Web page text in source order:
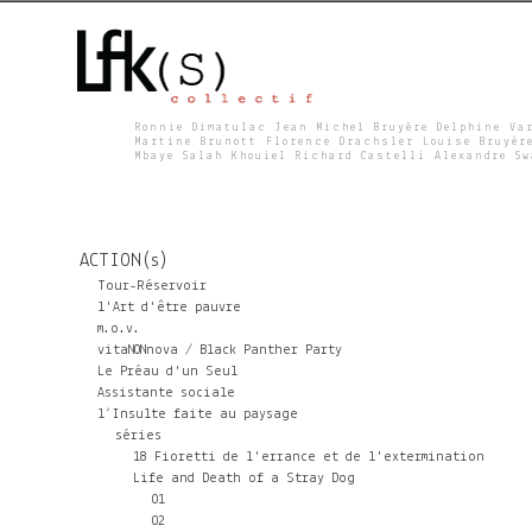
F
K
S
Ronnie Dimatulac Jean Michel Bruyère Delphine
Martine Brunott Florence Drachsler Louise
Mbaye Salah Khouiel Richard Castelli Alexandre
ACTION(s)
Tour-Réservoir
l'Art d'être pauvre
m.o.v.
vitaNONnova / Black Panther Party
Le Préau d'un Seul
Assistante sociale
l’Insulte faite au paysage
séries
18 Fioretti de l'errance et de l'extermination
Life and Death of a Stray Dog
01
02